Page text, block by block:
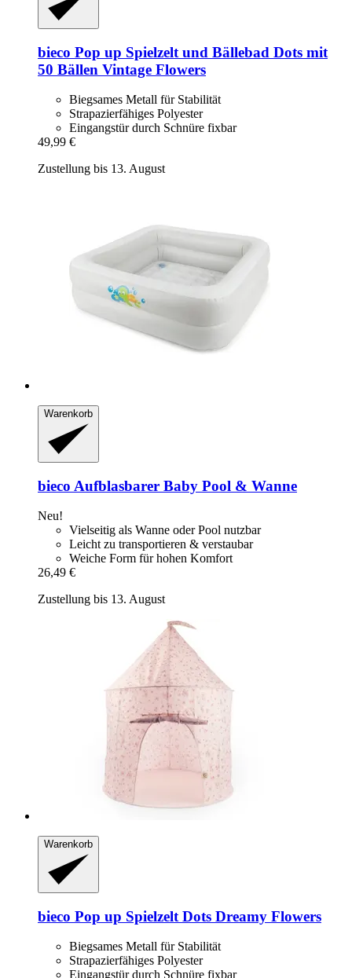
bieco Pop up Spielzelt und Bällebad Dots mit
50 Bällen Vintage Flowers
Biegsames Metall für Stabilität
Strapazierfähiges Polyester
Eingangstür durch Schnüre fixbar
49,99 €
Zustellung bis 13. August
Warenkorb
bieco Aufblasbarer Baby Pool & Wanne
Neu!
Vielseitig als Wanne oder Pool nutzbar
Leicht zu transportieren & verstaubar
Weiche Form für hohen Komfort
26,49 €
Zustellung bis 13. August
Warenkorb
bieco Pop up Spielzelt Dots Dreamy Flowers
Biegsames Metall für Stabilität
Strapazierfähiges Polyester
Eingangstür durch Schnüre fixbar